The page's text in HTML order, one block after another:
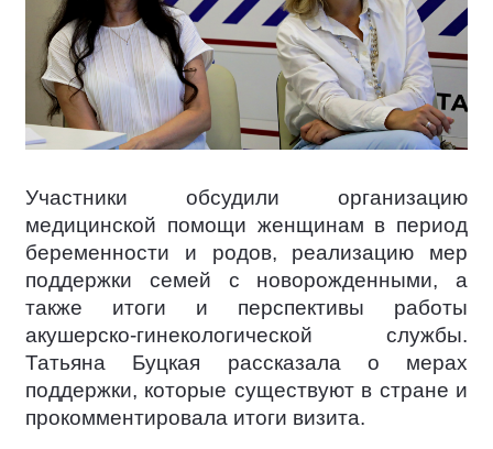
Участники обсудили организацию
медицинской помощи женщинам в период
беременности и родов, реализацию мер
поддержки семей с новорожденными, а
также итоги и перспективы работы
акушерско-гинекологической службы.
Татьяна Буцкая рассказала о мерах
поддержки, которые существуют в стране и
прокомментировала итоги визита.